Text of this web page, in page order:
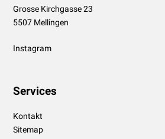
Grosse Kirchgasse 23
5507 Mellingen
Instagram
Services
Kontakt
Sitemap